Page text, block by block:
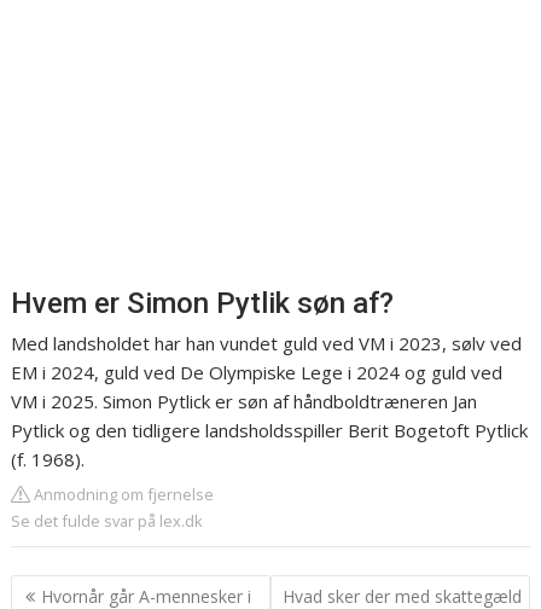
Hvem er Simon Pytlik søn af?
Med landsholdet har han vundet guld ved VM i 2023, sølv ved
EM i 2024, guld ved De Olympiske Lege i 2024 og guld ved
VM i 2025. Simon Pytlick er søn af håndboldtræneren Jan
Pytlick og den tidligere landsholdsspiller Berit Bogetoft Pytlick
(f. 1968).
Anmodning om fjernelse
Se det fulde svar på lex.dk
Indlægsnavigation
Hvornår går A-mennesker i
Hvad sker der med skattegæld